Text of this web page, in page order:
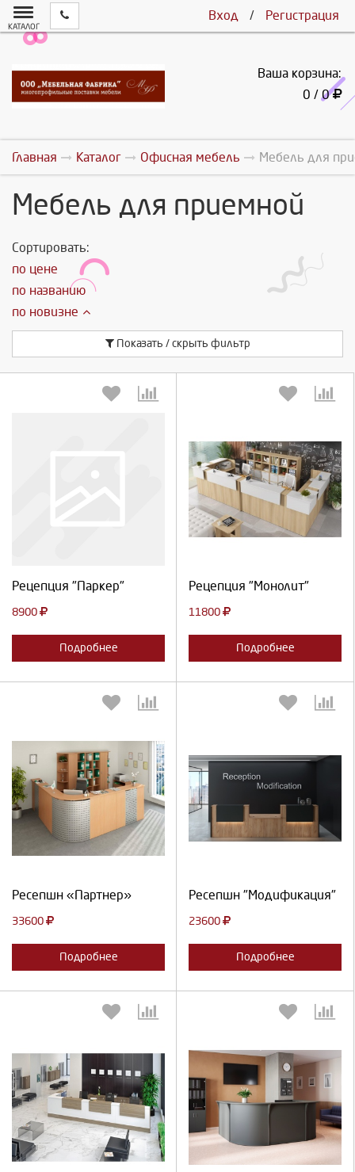
Вход / Регистрация
КАТАЛОГ
Ваша корзина:
0 / 0
Главная Каталог Офисная мебель Мебель для
Мебель для приемной
Сортировать:
по цене
по названию
по новизне
Показать / скрыть фильтр
Рецепция "Паркер"
8900
Подробнее
Рецепция "Монолит"
11800
Подробнее
Выберите количество:
Ресепшн «Партнер»
33600
Подробнее
Выберите количество:
Ресепшн "Модификация"
23600
Подробнее
Выберите количество:
Выберите количество: Выберите количество: